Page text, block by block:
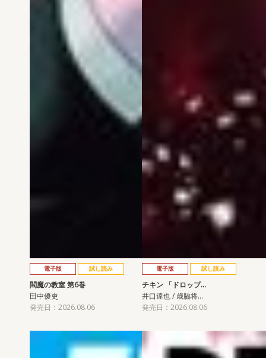
電子版 試し読み
閻魔の教室 第6巻
田中優吏
発売日：2026.08.06
電子版 試し読み
チキン 「ドロップ…
井口達也 / 歳脇将…
発売日：2026.08.06